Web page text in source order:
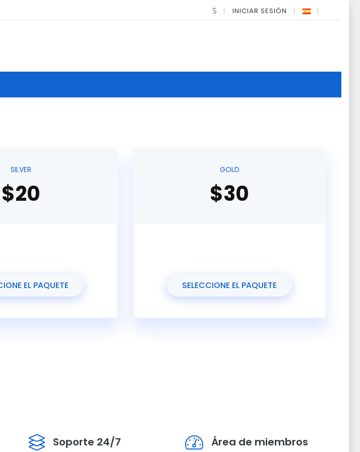
INICIAR SESIÓN
SILVER
$20
EL PAQUETE
GOLD
$30
SELECCIONE EL PAQUETE
Soporte 24/7 Área de miembros